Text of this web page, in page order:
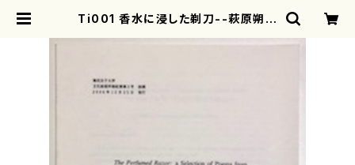
Ti001 香水に浸した剃刀--萩原朔太
篇（Angus Norman J. ・佐野 仁